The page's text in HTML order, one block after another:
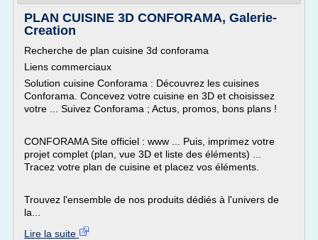
PLAN CUISINE 3D CONFORAMA, Galerie-
Creation
Recherche de plan cuisine 3d conforama
Liens commerciaux
Solution cuisine Conforama : Découvrez les cuisines
Conforama. Concevez votre cuisine en 3D et choisissez
votre ... Suivez Conforama ; Actus, promos, bons plans !
CONFORAMA Site officiel : www ... Puis, imprimez votre
projet complet (plan, vue 3D et liste des éléments) ...
Tracez votre plan de cuisine et placez vos éléments.
Trouvez l'ensemble de nos produits dédiés à l'univers de
la...
Lire la suite